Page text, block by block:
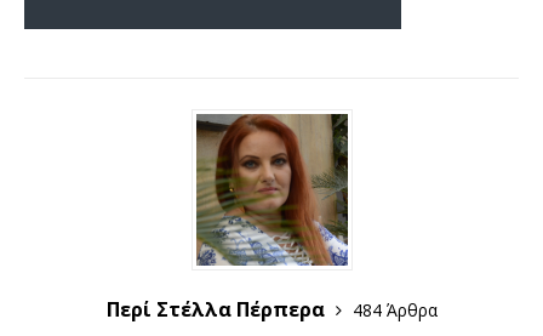
Περί Στέλλα Πέρπερα
484 Άρθρα